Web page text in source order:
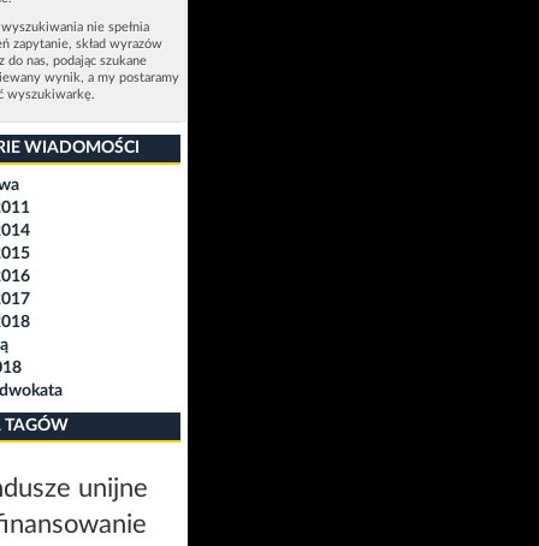
nie spełnia
zapytanie, skład wyrazów
do nas, podając szukane
wynik, a my postaramy
wyszukiwarkę.
WIADOMOŚCI
TAGÓW
unijne